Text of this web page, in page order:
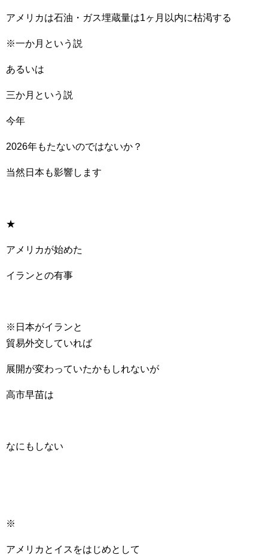
アメリカは石油・ガス埋蔵量は1ヶ月以内に枯渇する
※一か月という説
あるいは
三か月という説
今年
2026年もたないのではないか？
当然日本も影響します
★
アメリカが始めた
イランとの有事
※日本がイランと
貿易外交していれば
展開が変わっていたかもしれないが
高市早苗は
なにもしない
※
アメリカとイスをはじめとして